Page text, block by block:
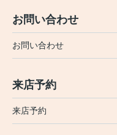
お問い合わせ
お問い合わせ
来店予約
来店予約